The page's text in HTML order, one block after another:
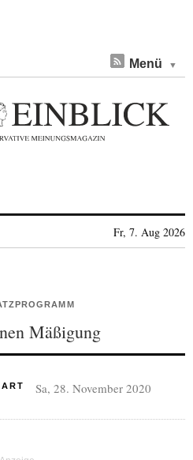
Menü
Fr, 7. Aug 2026
Mäßigung
Sa, 28. November 2020